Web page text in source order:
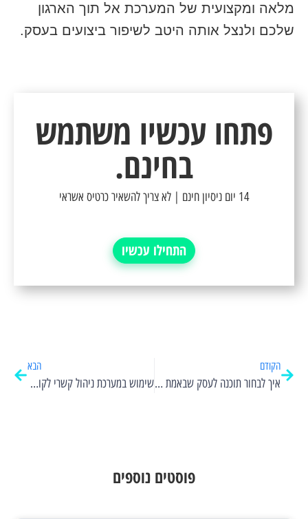
מלאה ומקצועית של המערכת אל תוך הארגון
שלכם ולנצל אותה היטב לשיפור ביצועים בעסק.
פתחו עכשיו משתמש
בחינם.
14 יום ניסיון חינם | לא צריך להשאיר כרטיס אשראי
התחילו עכשיו
הקודם
איך לבחור תוכנה לעסק שבאמת תתאים לכם?
הבא
שימוש במערכת ניהול קשרי לקוחות
פוסטים נוספים